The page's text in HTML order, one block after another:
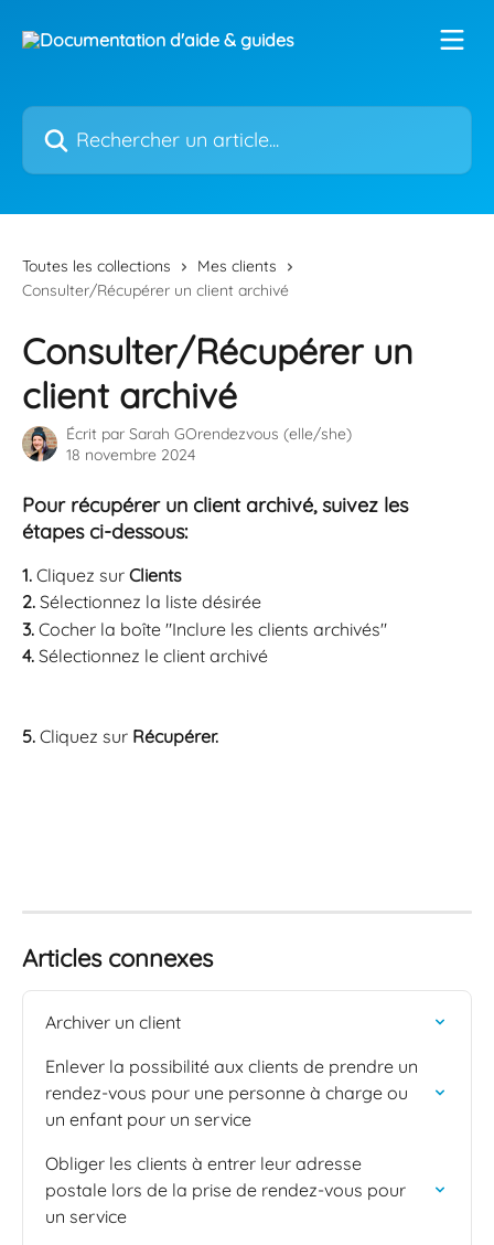
Rechercher un article...
Toutes les collections
Mes clients
Consulter/Récupérer un client archivé
Consulter/Récupérer un
client archivé
Écrit par Sarah GOrendezvous (elle/she)
18 novembre 2024
Pour récupérer un client archivé, suivez les
étapes ci-dessous:
1. Cliquez sur Clients
2. Sélectionnez la liste désirée
3. Cocher la boîte "Inclure les clients archivés"
4. Sélectionnez le client archivé
5. Cliquez sur Récupérer.
Articles connexes
Archiver un client
Enlever la possibilité aux clients de prendre un
rendez-vous pour une personne à charge ou
un enfant pour un service
Obliger les clients à entrer leur adresse
postale lors de la prise de rendez-vous pour
un service